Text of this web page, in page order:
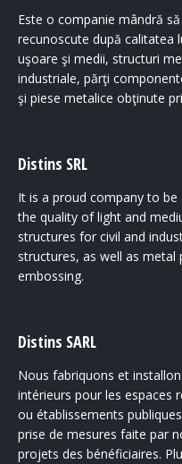
Este o companie mândră
recunoscute după calitatea
uşoare şi medii, structuri
industriale, părţi
şi piese metalice obţinute
Distins SRL
It is a proud company to
the quality of light and
structures for civil and
structures, as well as
embossing.
Distins SARL
Nous fabriquons et
intérieurs pour les espaces
ou établissements
prise de mesures faite par
projets des bénéficiaires.